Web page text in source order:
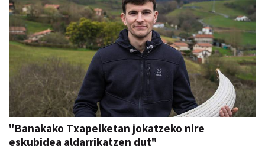
"Banakako Txapelketan jokatzeko nire
eskubidea aldarrikatzen dut"